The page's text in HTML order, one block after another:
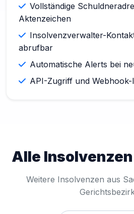
Vollständige
Aktenzeichen
Insolvenzverwalter-
abrufbar
Automatische Alerts bei
API-Zugriff und
Alle
Weitere Insolvenzen aus